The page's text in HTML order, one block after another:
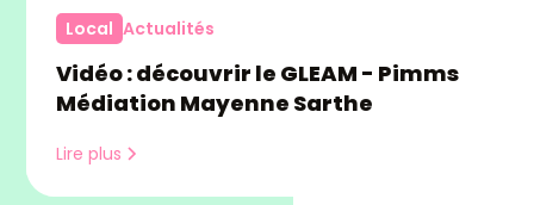
Local Actualités
Vidéo : découvrir le GLEAM - Pimms
Médiation Mayenne Sarthe
Lire plus